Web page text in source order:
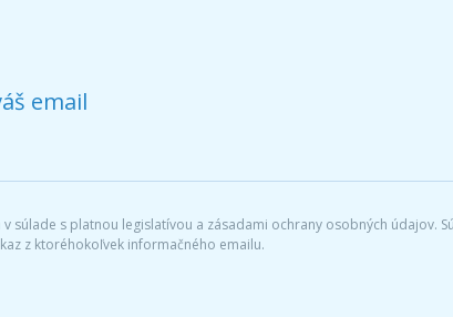
email
súlade s platnou legislatívou a zásadami ochrany osobných údajov.
z ktoréhokoľvek informačného emailu.